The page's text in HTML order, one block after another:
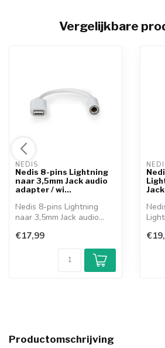
Vergelijkbare
NEDIS
Nedis 8-pins Lightning
naar 3,5mm Jack audio
adapter / wi...
Nedis 8-pins Lightning
naar 3,5mm Jack audio
€17,99
Productomschrijving